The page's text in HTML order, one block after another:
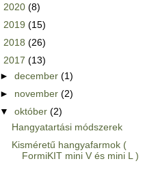
2020 (8)
2019 (15)
2018 (26)
2017 (13)
►december(1)
► november(2)
▼október(2)
Hangyatartási módszerek
Kisméretű hangyafarmok (
FormiKIT mini V és mini L )